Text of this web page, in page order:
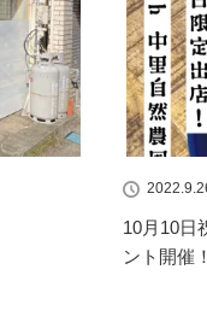
10月10日
ント開催！